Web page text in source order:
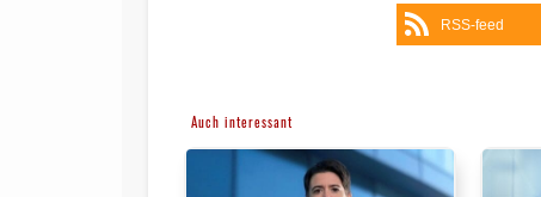
RSS-feed
Auch interessant